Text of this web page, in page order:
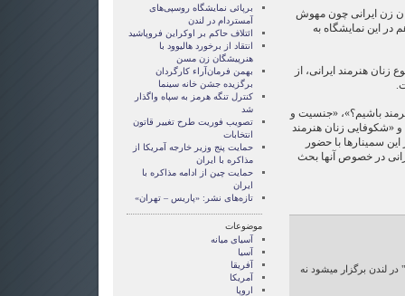
زن ايرانی چون مهوش
در اين نمايشگاه به
زنان هنرمند ايرانی، از
باشيم؟»، «جنسيت و
و «شکوفايی زنان هنرمند
سمينارها با حضور
در خصوص آنها بحث
در لندن برگزار میشود نه
برپائی نمایشگاه روسپی‌های
آمستردام در لندن
ائتلاف حاکم بر اوکراین فروپاشید
انتقاد از برخورد هاليوود با
هنرپیشگان زن مسن
بهمن فرمان‌آراء کارگردان
برگزیده جشن خانه سینما
کنترل تنگه هرمز به سپاه واگذار
شد
تصویب فوریت طرح تغییر قاتون
انتخابات
حمایت پنج وزیر خارجه آمریکا از
مذاکره با ایران
حمایت چین از ادامه مذاکره با
ایران
تازه‌های نشر: «پاریس – تهران»
موضوعات
آسيای ميانه
آسیا
آفریقا
آمریکا
اروپا